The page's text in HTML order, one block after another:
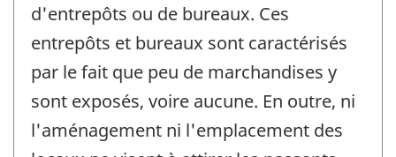
d'entrepôts ou de bureaux. Ces
entrepôts et bureaux sont caractérisés
par le fait que peu de marchandises y
sont exposés, voire aucune. En outre, ni
l'aménagement ni l'emplacement des